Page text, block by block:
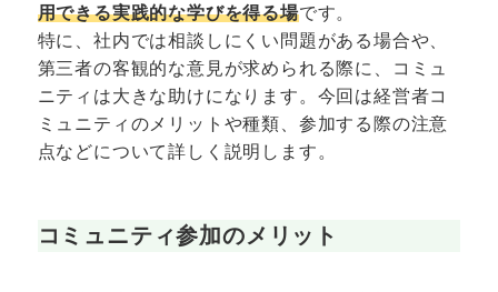
用できる実践的な学びを得る場です。
特に、社内では相談しにくい問題がある場合や、
第三者の客観的な意見が求められる際に、コミュ
ニティは大きな助けになります。今回は経営者コ
ミュニティのメリットや種類、参加する際の注意
点などについて詳しく説明します。
コミュニティ参加のメリット